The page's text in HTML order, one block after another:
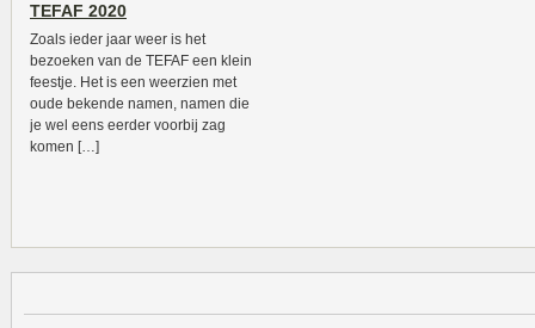
TEFAF 2020
Zoals ieder jaar weer is het
bezoeken van de TEFAF een klein
feestje. Het is een weerzien met
oude bekende namen, namen die
je wel eens eerder voorbij zag
komen […]